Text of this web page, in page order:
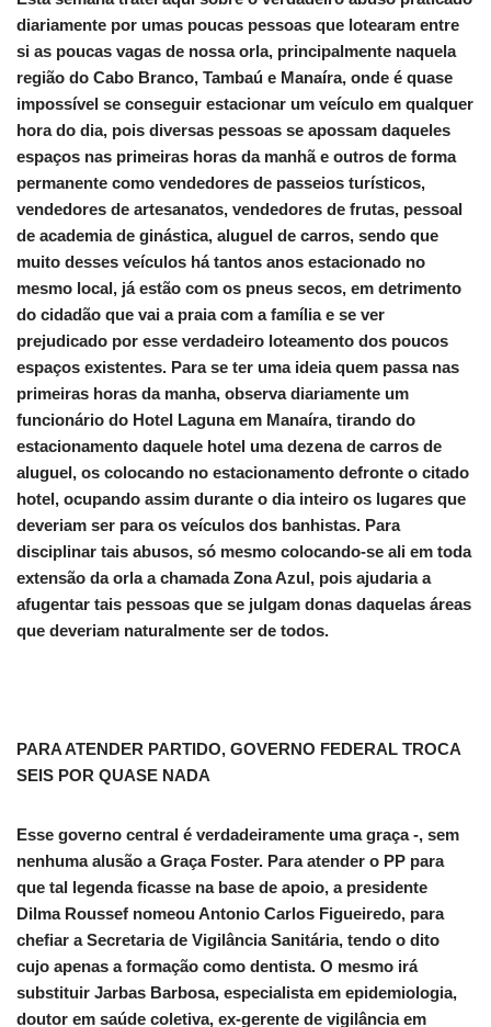
diariamente por umas poucas pessoas que lotearam entre
si as poucas vagas de nossa orla, principalmente naquela
região do Cabo Branco, Tambaú e Manaíra, onde é quase
impossível se conseguir estacionar um veículo em qualquer
hora do dia, pois diversas pessoas se apossam daqueles
espaços nas primeiras horas da manhã e outros de forma
permanente como vendedores de passeios turísticos,
vendedores de artesanatos, vendedores de frutas, pessoal
de academia de ginástica, aluguel de carros, sendo que
muito desses veículos há tantos anos estacionado no
mesmo local, já estão com os pneus secos, em detrimento
do cidadão que vai a praia com a família e se ver
prejudicado por esse verdadeiro loteamento dos poucos
espaços existentes. Para se ter uma ideia quem passa nas
primeiras horas da manha, observa diariamente um
funcionário do Hotel Laguna em Manaíra, tirando do
estacionamento daquele hotel uma dezena de carros de
aluguel, os colocando no estacionamento defronte o citado
hotel, ocupando assim durante o dia inteiro os lugares que
deveriam ser para os veículos dos banhistas. Para
disciplinar tais abusos, só mesmo colocando-se ali em toda
extensão da orla a chamada Zona Azul, pois ajudaria a
afugentar tais pessoas que se julgam donas daquelas áreas
que deveriam naturalmente ser de todos.
PARA ATENDER PARTIDO, GOVERNO FEDERAL TROCA
SEIS POR QUASE NADA
Esse governo central é verdadeiramente uma graça -, sem
nenhuma alusão a Graça Foster. Para atender o PP para
que tal legenda ficasse na base de apoio, a presidente
Dilma Roussef nomeou Antonio Carlos Figueiredo, para
chefiar a Secretaria de Vigilância Sanitária, tendo o dito
cujo apenas a formação como dentista. O mesmo irá
substituir Jarbas Barbosa, especialista em epidemiologia,
doutor em saúde coletiva, ex-gerente de vigilância em